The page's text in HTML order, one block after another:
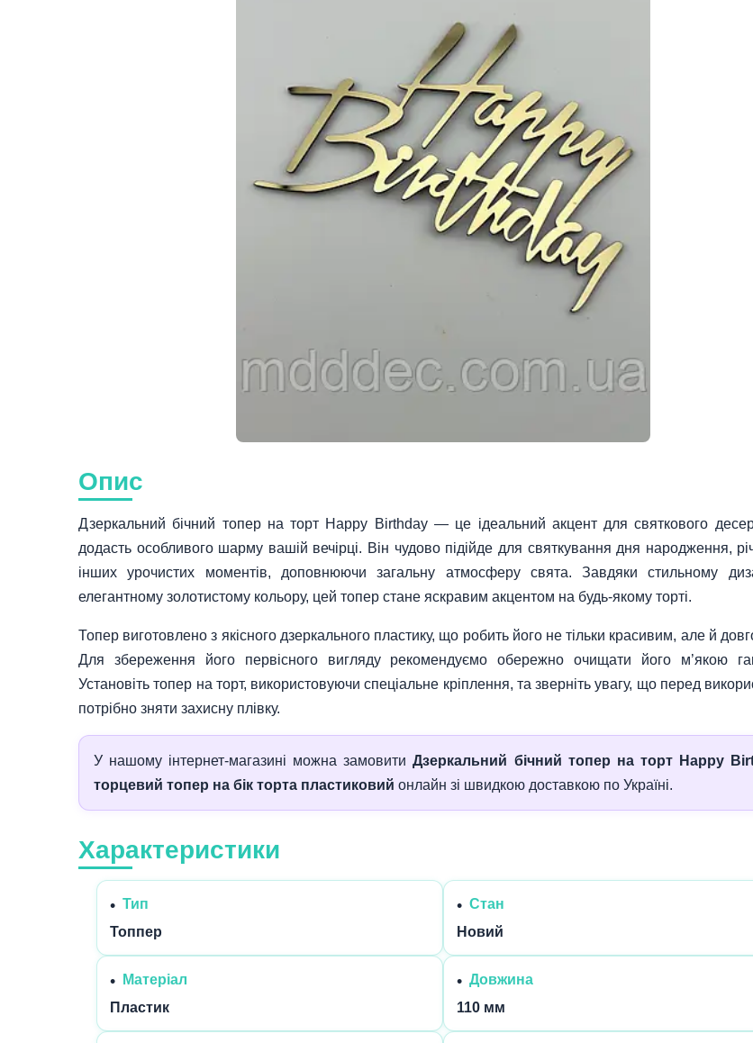
Опис
Дзеркальний бічний топер на торт Happy Birthday — це ідеальний акцент для святкового
додасть особливого шарму вашій вечірці. Він чудово підійде для святкування дня народження,
інших урочистих моментів, доповнюючи загальну атмосферу свята. Завдяки стильному
елегантному золотистому кольору, цей топер стане яскравим акцентом на будь-якому торті.
Топер виготовлено з якісного дзеркального пластику, що робить його не тільки красивим, але й
Для збереження його первісного вигляду рекомендуємо обережно очищати його м’якою
Установіть топер на торт, використовуючи спеціальне кріплення, та зверніть увагу, що перед
потрібно зняти захисну плівку.
У нашому інтернет‑магазині можна замовитиДзеркальний бічний топер на торт Happy
торцевий топер на бік торта пластиковий онлайн зі швидкою доставкою по Україні.
Характеристики
Тип
Топпер
Стан
Новий
Матеріал
Пластик
Довжина
110 мм